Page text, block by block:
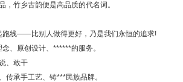
，竹乡古韵便是高品质的代名词。
跑线——比别人做得更好，乃是我们永恒的追求!
、原创设计、******的服务。
、敢干
传承手工艺、铸***民族品牌。